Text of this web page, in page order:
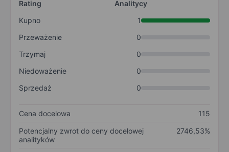
Rating
Analitycy
Kupno
1
Przeważenie
0
Trzymaj
0
Niedoważenie
0
Sprzedaż
0
Cena docelowa
115
Potencjalny zwrot do ceny docelowej
analityków
2746,53%